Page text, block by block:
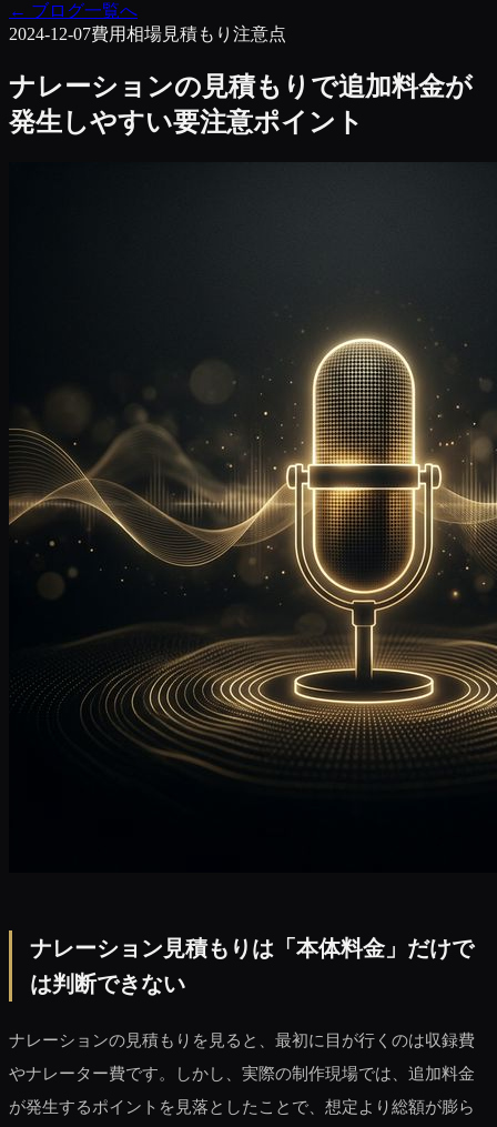
← ブログ一覧へ
2024-12-07費用相場見積もり注意点
ナレーションの見積もりで追加料金が
発生しやすい要注意ポイント
ナレーション見積もりは「本体料金」だけで
は判断できない
ナレーションの見積もりを見ると、最初に目が行くのは収録費
やナレーター費です。しかし、実際の制作現場では、追加料金
が発生するポイントを見落としたことで、想定より総額が膨ら